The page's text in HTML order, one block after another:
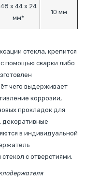
48 x 44 х 24
мм*
10 мм
стекла, крепится
помощью сварки либо
чего выдерживает
коррозии,
прокладок для
декоративные
в индивидуальной
с отверстиями.